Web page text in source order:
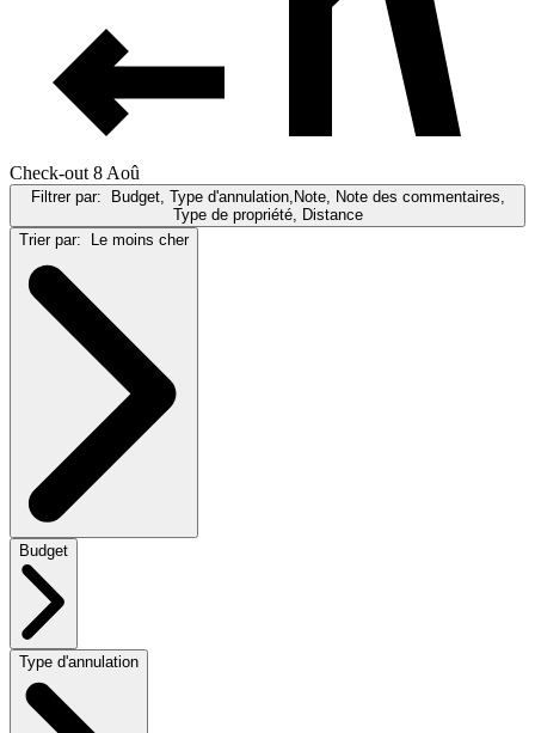
Check-out 8 Aoû
Filtrer par: Budget, Type d'annulation,Note, Note des commentaires,
Type de propriété, Distance
Trier par: Le moins cher
Budget
Type d'annulation